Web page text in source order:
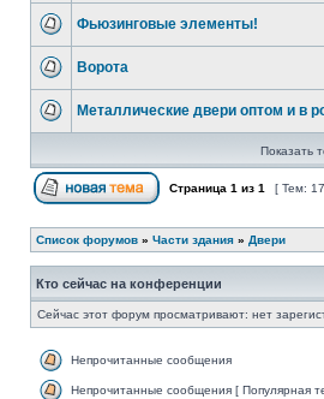
Фьюзинговые элементы!
Ворота
Металлические двери оптом и в
Показать
Страница 1 из 1 [ Тем:
Список форумов » Части здания » Двери
Кто сейчас на конференции
Сейчас этот форум просматривают: нет
Непрочитанные сообщения
Непрочитанные сообщения [ Популярная